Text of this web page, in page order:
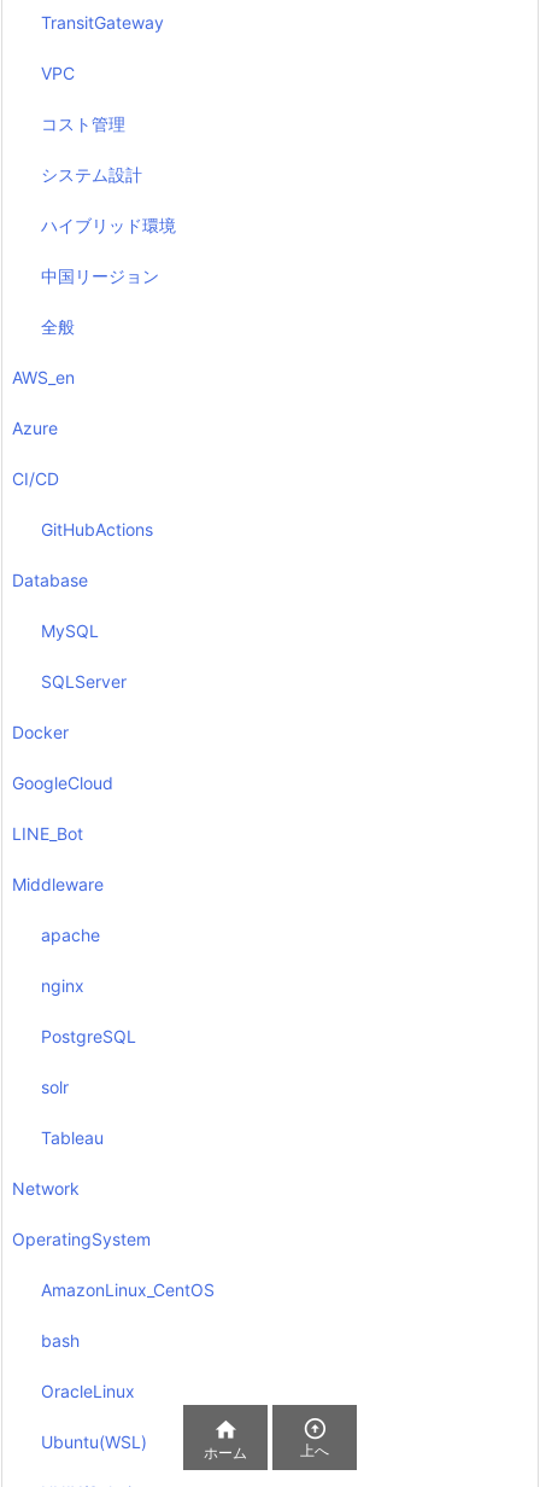
TransitGateway
VPC
コスト管理
システム設計
ハイブリッド環境
中国リージョン
全般
AWS_en
Azure
CI/CD
GitHubActions
Database
MySQL
SQLServer
Docker
GoogleCloud
LINE_Bot
Middleware
apache
nginx
PostgreSQL
solr
Tableau
Network
OperatingSystem
AmazonLinux_CentOS
bash
OracleLinux
Ubuntu(WSL) 
ホーム

上へ